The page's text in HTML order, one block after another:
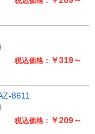
税込価格： ￥319～
税込価格： ￥209～
8611